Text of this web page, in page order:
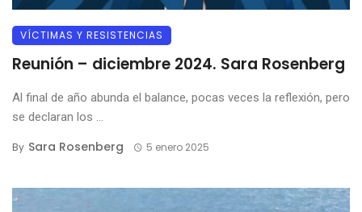
VÍCTIMAS Y RESISTENCIAS
Reunión – diciembre 2024. Sara Rosenberg
Al final de año abunda el balance, pocas veces la reflexión, pero
se declaran los ...
By Sara Rosenberg 5 enero 2025